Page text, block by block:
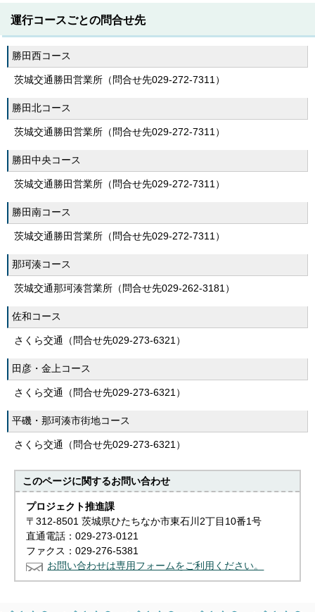
運行コースごとの問合せ先
勝田西コース
茨城交通勝田営業所（問合せ先029-272-7311）
勝田北コース
茨城交通勝田営業所（問合せ先029-272-7311）
勝田中央コース
茨城交通勝田営業所（問合せ先029-272-7311）
勝田南コース
茨城交通勝田営業所（問合せ先029-272-7311）
那珂湊コース
茨城交通那珂湊営業所（問合せ先029-262-3181）
佐和コース
さくら交通（問合せ先029-273-6321）
田彦・金上コース
さくら交通（問合せ先029-273-6321）
平磯・那珂湊市街地コース
さくら交通（問合せ先029-273-6321）
このページに関するお問い合わせ
プロジェクト推進課
〒312-8501 茨城県ひたちなか市東石川2丁目10番1号
直通電話：029-273-0121
ファクス：029-276-5381
お問い合わせは専用フォームをご利用ください。